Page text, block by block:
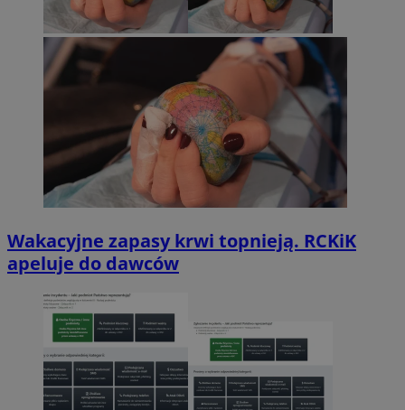
Wakacyjne zapasy krwi topnieją. RCKiK
apeluje do dawców